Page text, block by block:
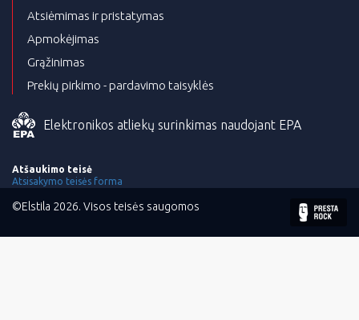
Atsiėmimas ir pristatymas
Apmokėjimas
Grąžinimas
Prekių pirkimo - pardavimo taisyklės
Elektronikos atliekų surinkimas naudojant EPA
Atšaukimo teisė
Atsisakymo teisės forma
©Elstila 2026. Visos teisės saugomos